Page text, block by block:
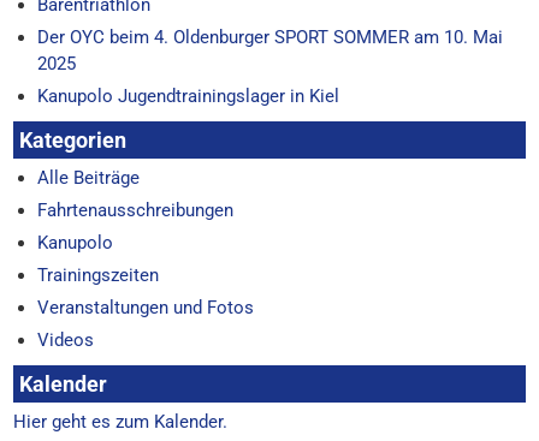
Bärentriathlon
Der OYC beim 4. Oldenburger SPORT SOMMER am 10. Mai
2025
Kanupolo Jugendtrainingslager in Kiel
Kategorien
Alle Beiträge
Fahrtenausschreibungen
Kanupolo
Trainingszeiten
Veranstaltungen und Fotos
Videos
Kalender
Hier geht es zum Kalender.